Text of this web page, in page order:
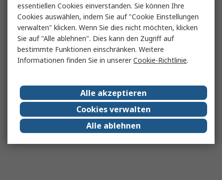
essentiellen Cookies einverstanden. Sie können Ihre
Cookies auswählen, indem Sie auf "Cookie Einstellungen
verwalten" klicken. Wenn Sie dies nicht möchten, klicken
Sie auf "Alle ablehnen". Dies kann den Zugriff auf
bestimmte Funktionen einschränken. Weitere
Informationen finden Sie in unsererCookie-Richtlinie.
Alle akzeptieren
Cookies verwalten
Alle ablehnen